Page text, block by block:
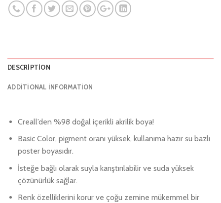
DESCRIPTION
ADDITIONAL INFORMATION
Creall’den %98 doğal içerikli akrilik boya!
Basic Color, pigment oranı yüksek, kullanıma hazır su bazlı
poster boyasıdır.
İsteğe bağlı olarak suyla karıştırılabilir ve suda yüksek
çözünürlük sağlar.
Renk özelliklerini korur ve çoğu zemine mükemmel bir